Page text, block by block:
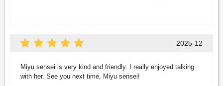
2025-12
Miyu sensei is very kind and friendly. I really enjoyed talking
with her. See you next time, Miyu sensei!